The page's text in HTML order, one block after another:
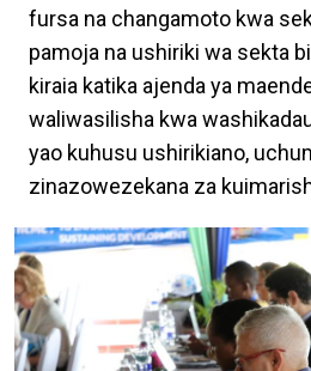
fursa na changamoto kwa
pamoja na ushiriki wa sekta
kiraia katika ajenda ya
waliwasilisha kwa
yao kuhusu ushirikiano,
zinazowezekana za